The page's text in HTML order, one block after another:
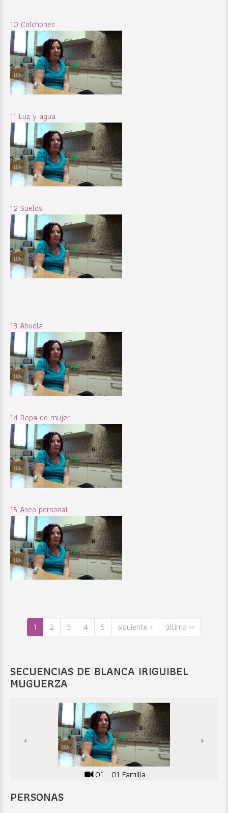
10 Colchones
11 Luz y agua
12 Suelos
13 Abuela
14 Ropa de mujer
15 Aseo personal
1 2 3 4 5 siguiente › última ››
SECUENCIAS DE BLANCA IRIGUIBEL
MUGUERZA
01 - 01 Familia
PERSONAS